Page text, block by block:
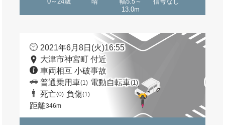
13.0m
2021年6月8日(火)16:55
大津市神宮町 付近
車両相互 小破事故
普通乗用車(1) 電動自転車(1)
死亡(0) 負傷(1)
距離346m